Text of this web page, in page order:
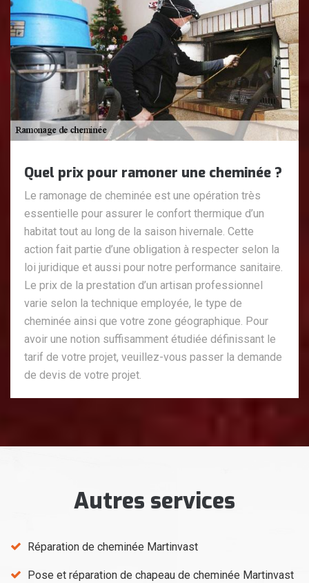
Quel prix pour ramoner une cheminée ?
Le ramonage de cheminée est une opération très
essentielle pour assurer le confort thermique d’un
habitat tout au long de la saison hivernale. Cette
action fait partie d’une obligation à respecter selon la
loi juridique et aussi pour notre performance sanitaire.
Le prix de la prestation d’un artisan professionnel
varie selon la technique employée, le type de
cheminée ainsi que votre zone géographique. Pour
avoir une notion suffisamment étudiée définissant le
tarif de votre projet, veuillez-vous passer la demande
de devis de votre projet.
Autres services
Réparation de cheminée Martinvast
Pose et réparation de chapeau de cheminée Martinvast